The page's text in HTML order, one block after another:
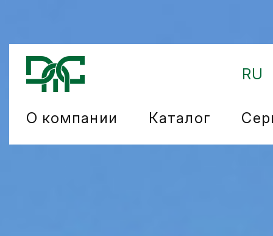
О компании Каталог
RU